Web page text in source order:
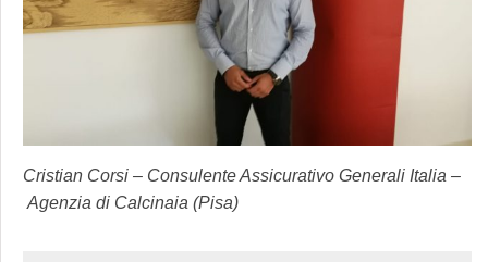
Cristian Corsi – Consulente Assicurativo Generali Italia –
Agenzia di Calcinaia (Pisa)